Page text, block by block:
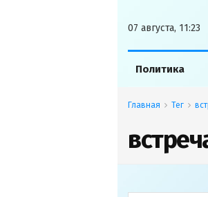
07 августа, 11:23
Политика
Главная Тег